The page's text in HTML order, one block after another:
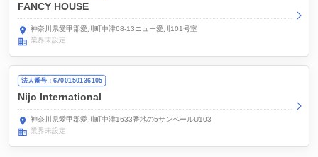
FANCY HOUSE
神奈川県愛甲郡愛川町中津68-13ニュー愛川101号室
業界未設定
法人番号：6700150136105
Nijo International
神奈川県愛甲郡愛川町中津1633番地の5サンベールU103
業界未設定